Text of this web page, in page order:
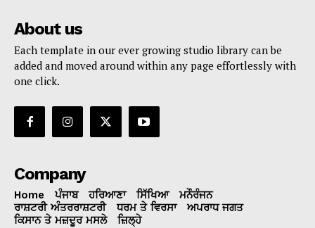
About us
Each template in our ever growing studio library can be
added and moved around within any page effortlessly with
one click.
Company
Home ਪੰਜਾਬ ਹਰਿਆਣਾ ਸਿੱਖਿਆ
ਮਨੌਰੰਜਨ
ਰਾਸ਼ਟਰੀ ਅੰਤਰਰਾਸ਼ਟਰੀ
ਧਰਮ ਤੇ ਵਿਰਸਾ
ਅਪਰਾਧ ਜਗਤ
ਕਿਸਾਨ ਤੇ ਮਜ਼ਦੂਰ ਮਸਲੇ
ਜ਼ਿਲ੍ਹੇ